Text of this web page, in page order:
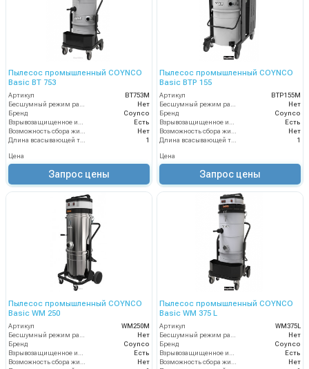
Пылесос промышленный COYNCO
Basic BT 753
Артикул
BT753M
Бесшумный режим работы
Нет
Бренд
Coynco
Взрывозащищенное исполнение
Есть
Возможность сбора жидкой грязи
Нет
Длина всасывающей трубки
1
Цена
Запрос цены
Пылесос промышленный COYNCO
Basic BTP 155
Артикул
BTP155M
Бесшумный режим работы
Нет
Бренд
Coynco
Взрывозащищенное исполнение
Есть
Возможность сбора жидкой грязи
Нет
Длина всасывающей трубки
1
Цена
Запрос цены
Пылесос промышленный COYNCO
Basic WM 250
Артикул
WM250M
Нет
Бренд
Coynco
Есть
Нет
Пылесос промышленный COYNCO
Basic WM 375 L
Артикул
WM375L
Нет
Бренд
Coynco
Есть
Нет